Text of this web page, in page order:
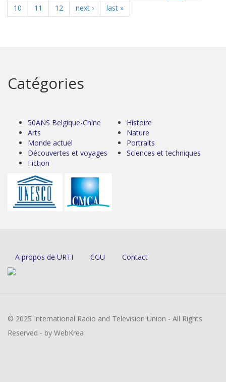
10
11 12 next › last »
Catégories
50ANS Belgique-Chine
Arts
Monde actuel
Découvertes et voyages
Fiction
Histoire
Nature
Portraits
Sciences et techniques
A propos de URTI CGU Contact
© 2025 International Radio and Television Union - All Rights
Reserved - by WebKrea